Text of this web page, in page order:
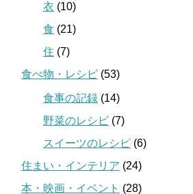
衣 (10)
食 (21)
住 (7)
食べ物・レシピ (53)
食事の記録 (14)
野菜のレシピ (7)
スイーツのレシピ (6)
住まい・インテリア (24)
本・映画・イベント (28)